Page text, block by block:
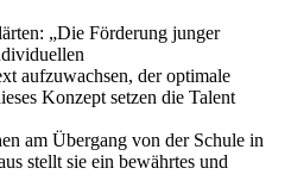
„Die Förderung junger
aufzuwachsen, der optimale
Konzept setzen die Talent
am Übergang von der Schule in
stellt sie ein bewährtes und